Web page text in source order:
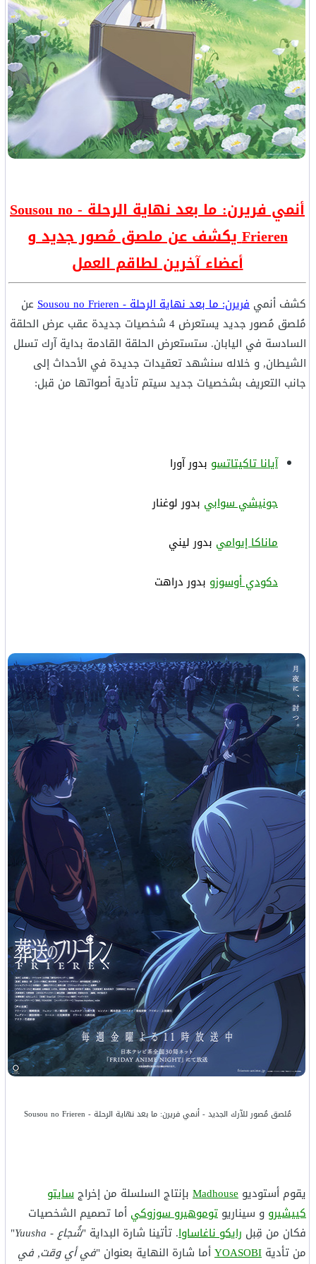
أنمي فريرن: ما بعد نهاية الرحلة - Sousou no
Frieren يكشف عن ملصق مُصور جديد و
أعضاء آخرين لطاقم العمل
كشف أنمي فريرن: ما بعد نهاية الرحلة - Sousou no Frieren
عن
مُلصق مُصور جديد يستعرض 4 شخصيات جديدة عقب عرض الحلقة
السادسة في اليابان. ستستعرض الحلقة القادمة بداية آرك تسلل
الشيطان, و خلاله سنشهد تعقيدات جديدة في الأحداث إلى
جانب التعريف بشخصيات جديد سيتم تأدية أصواتها من قبل:
آيانا تاكيتاتسو بدور آورا
جونيشي سوابي بدور لوغنار
ماناكا إيوامي بدور ليني
دكودي أوسوزو بدور دراهت
مُلصق مُصور للآرك الجديد - أنمي فريرن: ما بعد نهاية الرحلة - Sousou no Frieren
يقوم أستوديو Madhouse بإنتاج السلسلة من إخراجسايتو
كييشيرو و سيناريو توموهيرو سوزوكي أما تصميم الشخصيات
فكان من قِبل رايكو ناغاساوا. تأتينا شارة البداية "شُجاع - Yuusha
"
من تأدية YOASOBIأما شارة النهاية بعنوان "في أي وقت, في